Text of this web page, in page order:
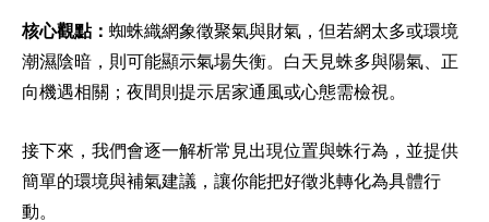
核心觀點： 蜘蛛織網象徵聚氣與財氣，但若網太多或環境
潮濕陰暗，則可能顯示氣場失衡。白天見蛛多與陽氣、正
向機遇相關；夜間則提示居家通風或心態需檢視。
接下來，我們會逐一解析常見出現位置與蛛行為，並提供
簡單的環境與補氣建議，讓你能把好徵兆轉化為具體行
動。